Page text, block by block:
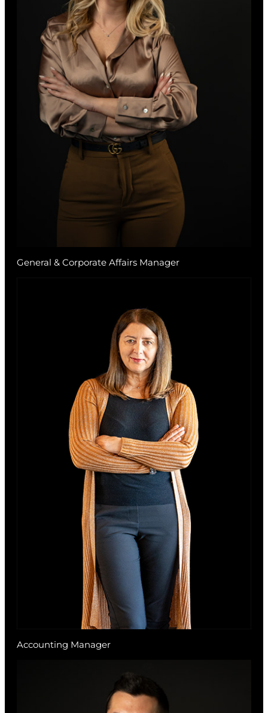
General & Corporate Affairs Manager
Accounting Manager